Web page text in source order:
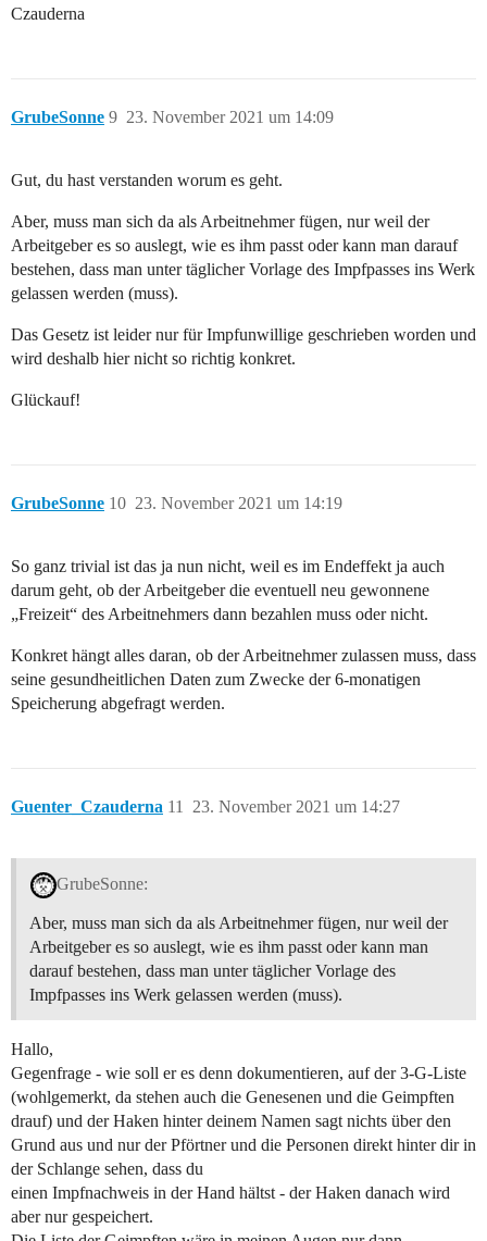
Czauderna
GrubeSonne 23. November 2021 um 14:09
9
Gut, du hast verstanden worum es geht.
Aber, muss man sich da als Arbeitnehmer fügen, nur weil der
Arbeitgeber es so auslegt, wie es ihm passt oder kann man darauf
bestehen, dass man unter täglicher Vorlage des Impfpasses ins Werk
gelassen werden (muss).
Das Gesetz ist leider nur für Impfunwillige geschrieben worden und
wird deshalb hier nicht so richtig konkret.
Glückauf!
GrubeSonne 23. November 2021 um 14:19
10
So ganz trivial ist das ja nun nicht, weil es im Endeffekt ja auch
darum geht, ob der Arbeitgeber die eventuell neu gewonnene
„Freizeit“ des Arbeitnehmers dann bezahlen muss oder nicht.
Konkret hängt alles daran, ob der Arbeitnehmer zulassen muss, dass
seine gesundheitlichen Daten zum Zwecke der 6-monatigen
Speicherung abgefragt werden.
Guenter_Czauderna 23. November 2021 um 14:27
11
GrubeSonne:
Aber, muss man sich da als Arbeitnehmer fügen, nur weil der
Arbeitgeber es so auslegt, wie es ihm passt oder kann man
darauf bestehen, dass man unter täglicher Vorlage des
Impfpasses ins Werk gelassen werden (muss).
Hallo,
Gegenfrage - wie soll er es denn dokumentieren, auf der 3-G-Liste
(wohlgemerkt, da stehen auch die Genesenen und die Geimpften
drauf) und der Haken hinter deinem Namen sagt nichts über den
Grund aus und nur der Pförtner und die Personen direkt hinter dir in
der Schlange sehen, dass du
einen Impfnachweis in der Hand hältst - der Haken danach wird
aber nur gespeichert.